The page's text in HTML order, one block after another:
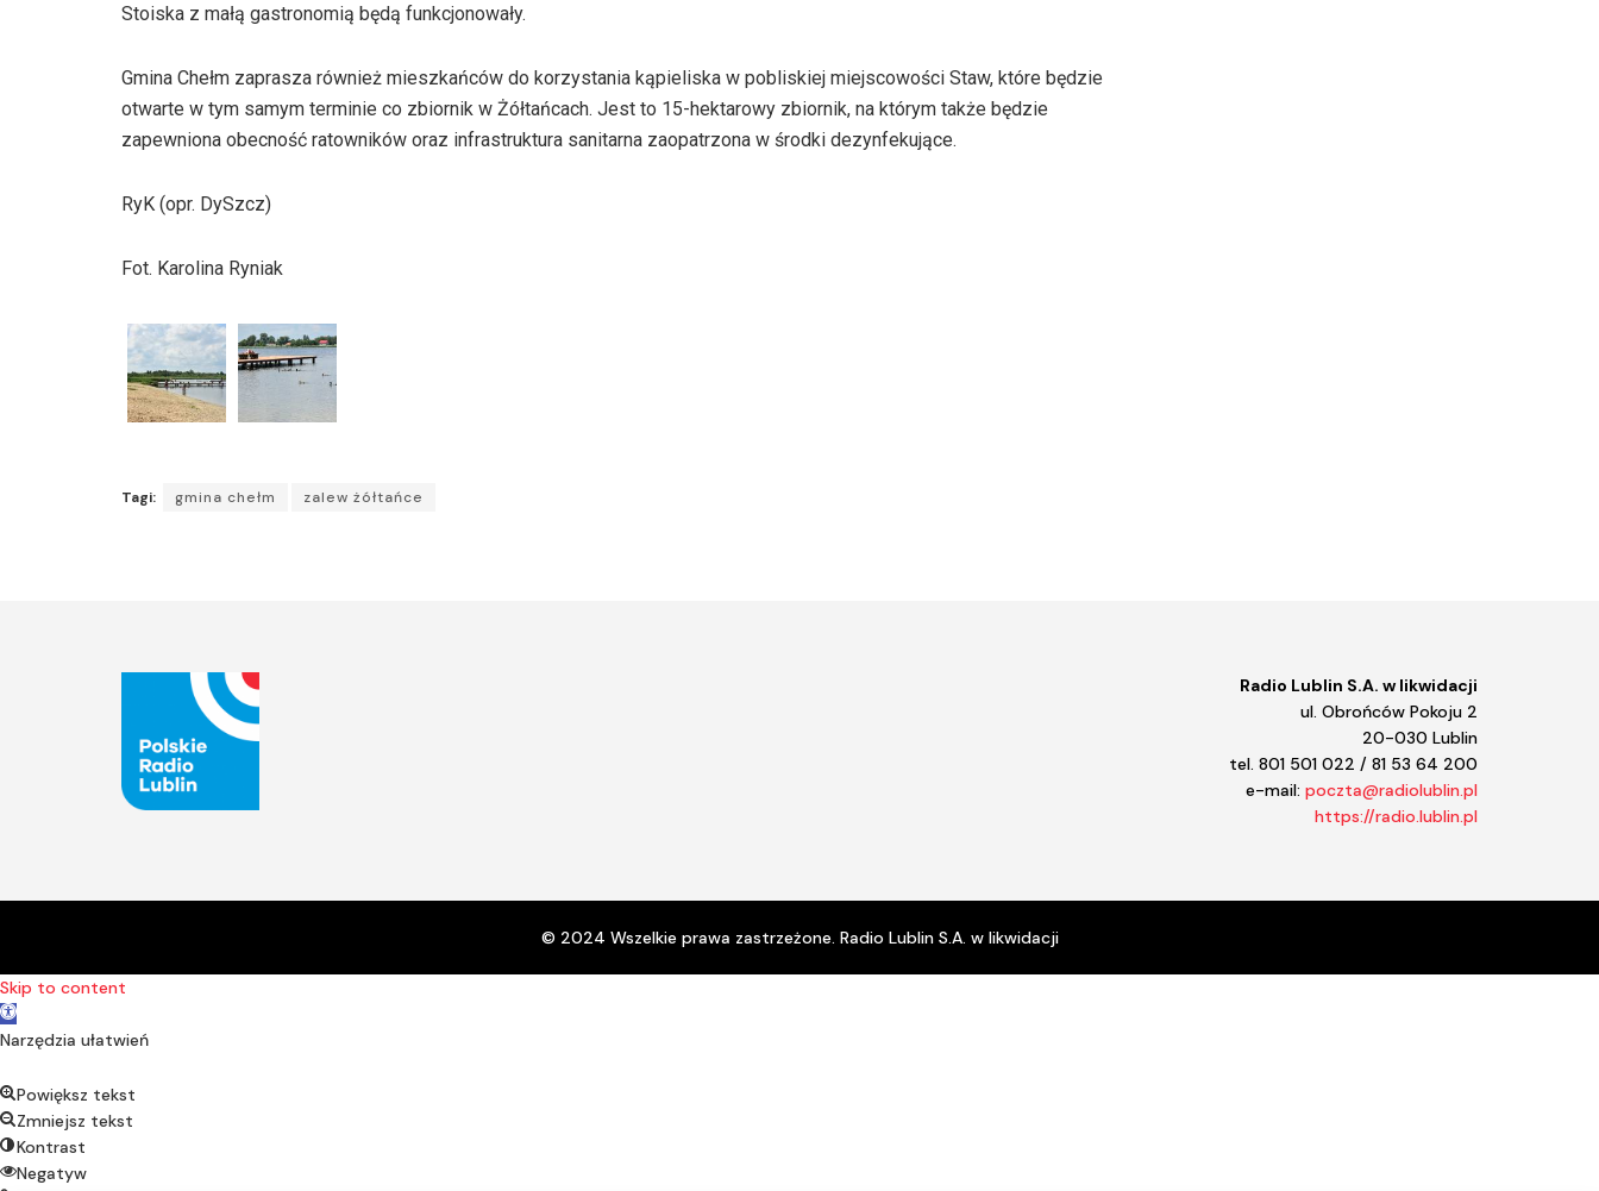
Stoiska z małą gastronomią będą funkcjonowały.
Gmina Chełm zaprasza również mieszkańców do korzystania kąpieliska w pobliskiej miejscowości Staw, które będzie
otwarte w tym samym terminie co zbiornik w Żółtańcach. Jest to 15-hektarowy zbiornik, na którym także będzie
zapewniona obecność ratowników oraz infrastruktura sanitarna zaopatrzona w środki dezynfekujące.
RyK (opr. DySzcz)
Fot. Karolina Ryniak
Tagi: gmina chełm zalew żółtańce
Radio Lublin S.A. w likwidacji
ul. Obrońców Pokoju 2
20-030 Lublin
tel. 801 501 022 / 81 53 64 200
e-mail: poczta@radiolublin.pl
https://radio.lublin.pl
© 2024 Wszelkie prawa zastrzeżone. Radio Lublin S.A. w likwidacji
Skip to content
Open toolbar
Narzędzia ułatwień
Powiększ tekst
Zmniejsz tekst
Kontrast
Negatyw